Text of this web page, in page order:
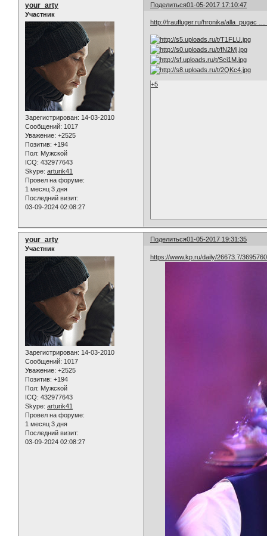
Поделиться01-05-2017 17:10:47
your_arty
Участник
Зарегистрирован: 14-03-2010
Сообщений: 1017
Уважение: +2525
Позитив: +194
Пол: Мужской
ICQ: 432977643
Skype: arturik41
Провел на форуме:
1 месяц 3 дня
Последний визит:
03-09-2024 02:08:27
http://fraufluger.ru/hronika/alla_pugac
+5
Поделиться01-05-2017 19:31:35
your_arty
Участник
Зарегистрирован: 14-03-2010
Сообщений: 1017
Уважение: +2525
Позитив: +194
Пол: Мужской
ICQ: 432977643
Skype: arturik41
Провел на форуме:
1 месяц 3 дня
Последний визит:
03-09-2024 02:08:27
https://www.kp.ru/daily/26673.7/